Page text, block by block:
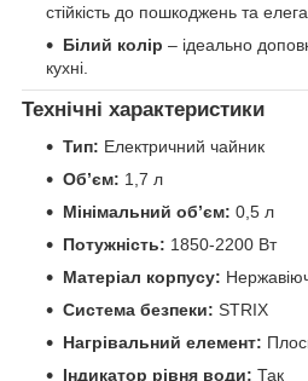
стійкість до пошкоджень та
Білий колір – ідеально
кухні.
Технічні характеристики
Тип: Електричний чайник
Об’єм: 1,7 л
Мінімальний об’єм: 0,5 л
Потужність: 1850-2200 Вт
Матеріал корпусу:
Система безпеки: STRIX
Нагрівальний елемент:
Індикатор рівня води: Так